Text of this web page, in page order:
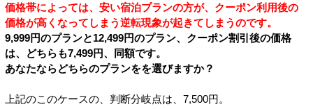
価格帯によっては、安い宿泊プランの方が、クーポン利用後の
価格が高くなってしまう逆転現象が起きてしまうのです。
9,999円のプランと12,499円のプラン、クーポン割引後の価格
は、どちらも7,499円、同額です。
あなたならどちらのプランをを選びますか？
上記のこのケースの、判断分岐点は、7,500円。